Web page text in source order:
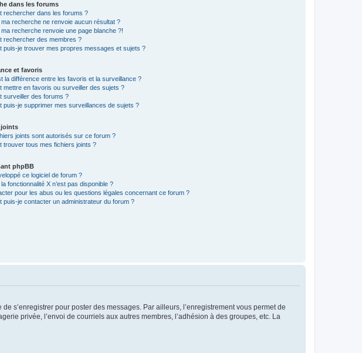
dans les forums
rechercher dans les forums ?
ma recherche ne renvoie aucun résultat ?
ma recherche renvoie une page blanche ?!
rechercher des membres ?
puis-je trouver mes propres messages et sujets ?
et favoris
la différence entre les favoris et la surveillance ?
mettre en favoris ou surveiller des sujets ?
surveiller des forums ?
puis-je supprimer mes surveillances de sujets ?
joints
joints sont autorisés sur ce forum ?
trouver tous mes fichiers joints ?
phpBB
ce logiciel de forum ?
fonctionnalité X n’est pas disponible ?
pour les abus ou les questions légales concernant ce forum ?
puis-je contacter un administrateur du forum ?
s’enregistrer pour poster des messages. Par ailleurs, l’enregistrement vous permet de
privée, l’envoi de courriels aux autres membres, l’adhésion à des groupes, etc. La